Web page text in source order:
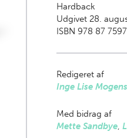
Hardback
Udgivet 28.
ISBN 978 87
Redigeret af
Inge Lise
Med bidrag af
Mette Sandbye,